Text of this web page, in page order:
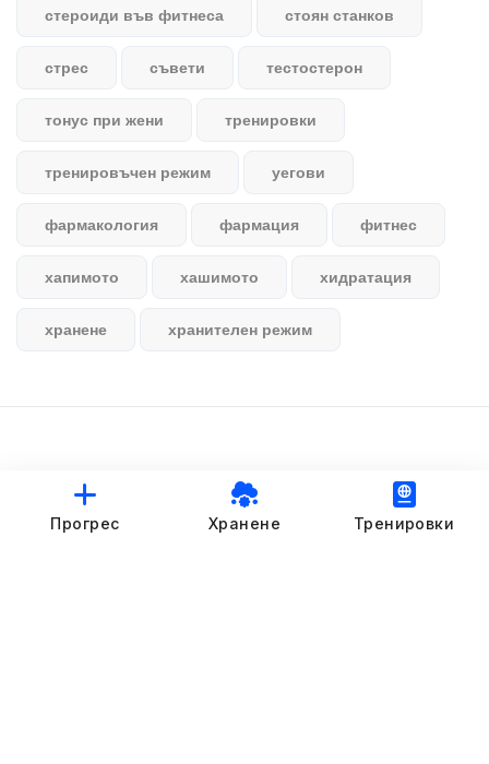
стероиди във фитнеса стоян станков
стрес съвети тестостерон
тонус при жени тренировки
тренировъчен режим уегови
фармакология фармация фитнес
хапимото хашимото хидратация
хранене хранителен режим
© StankovFit Progress App | 2025
Прогрес Хранене Тренировки